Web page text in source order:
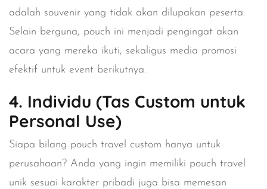
adalah souvenir yang tidak akan dilupakan peserta.
Selain berguna, pouch ini menjadi pengingat akan
acara yang mereka ikuti, sekaligus media promosi
efektif untuk event berikutnya.
4. Individu (Tas Custom untuk
Personal Use)
Siapa bilang pouch travel custom hanya untuk
perusahaan? Anda yang ingin memiliki pouch travel
unik sesuai karakter pribadi juga bisa memesan